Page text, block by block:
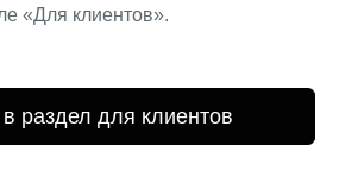
«Для клиентов».
раздел для клиентов